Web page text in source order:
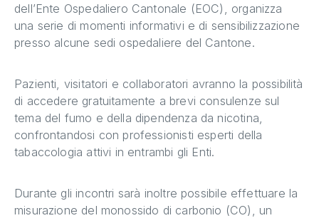
dell’Ente Ospedaliero Cantonale (EOC), organizza
una serie di momenti informativi e di sensibilizzazione
presso alcune sedi ospedaliere del Cantone.
Pazienti, visitatori e collaboratori avranno la possibilità
di accedere gratuitamente a brevi consulenze sul
tema del fumo e della dipendenza da nicotina,
confrontandosi con professionisti esperti della
tabaccologia attivi in entrambi gli Enti.
Durante gli incontri sarà inoltre possibile effettuare la
misurazione del monossido di carbonio (CO), un